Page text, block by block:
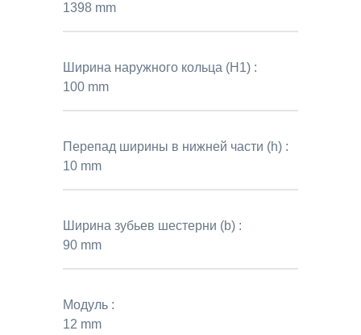
1398 mm
Ширина наружного кольца (H1) :
100 mm
Перепад ширины в нижней части (h) :
10 mm
Ширина зубьев шестерни (b) :
90 mm
Модуль :
12 mm